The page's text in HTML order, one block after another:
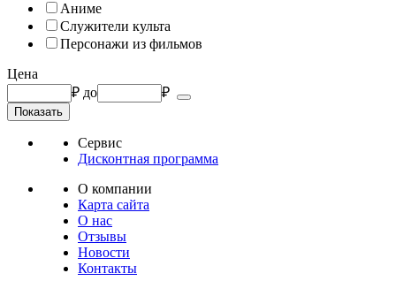
Аниме
Служители культа
Персонажи из фильмов
Цена
₽ до ₽
Сервис
Дисконтная программа
О компании
Карта сайта
О нас
Отзывы
Новости
Контакты